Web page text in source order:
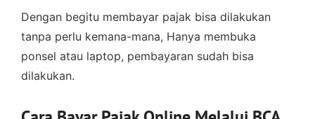
Dengan begitu membayar pajak bisa dilakukan
tanpa perlu kemana-mana, Hanya membuka
ponsel atau laptop, pembayaran sudah bisa
dilakukan.